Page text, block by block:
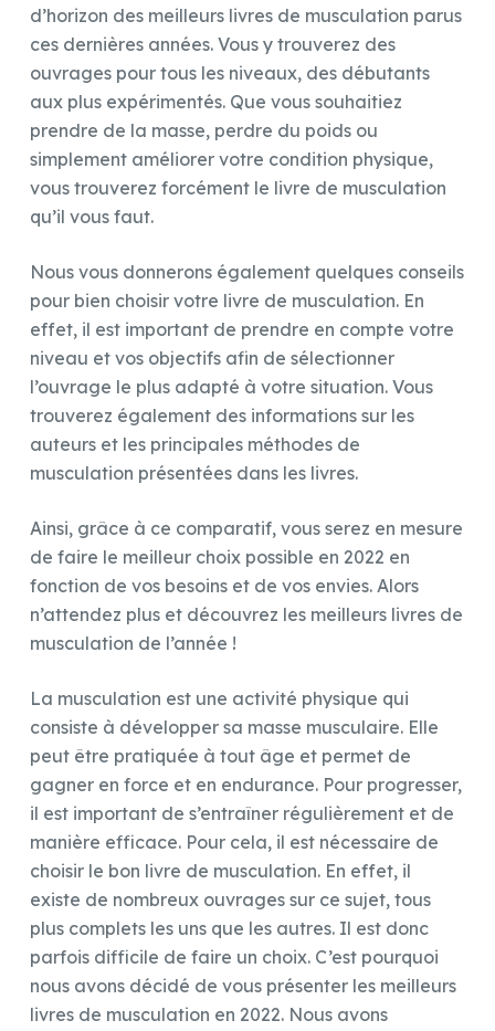
d’horizon des meilleurs livres de musculation parus
ces dernières années. Vous y trouverez des
ouvrages pour tous les niveaux, des débutants
aux plus expérimentés. Que vous souhaitiez
prendre de la masse, perdre du poids ou
simplement améliorer votre condition physique,
vous trouverez forcément le livre de musculation
qu’il vous faut.
Nous vous donnerons également quelques conseils
pour bien choisir votre livre de musculation. En
effet, il est important de prendre en compte votre
niveau et vos objectifs afin de sélectionner
l’ouvrage le plus adapté à votre situation. Vous
trouverez également des informations sur les
auteurs et les principales méthodes de
musculation présentées dans les livres.
Ainsi, grâce à ce comparatif, vous serez en mesure
de faire le meilleur choix possible en 2022 en
fonction de vos besoins et de vos envies. Alors
n’attendez plus et découvrez les meilleurs livres de
musculation de l’année !
La musculation est une activité physique qui
consiste à développer sa masse musculaire. Elle
peut être pratiquée à tout âge et permet de
gagner en force et en endurance. Pour progresser,
il est important de s’entraîner régulièrement et de
manière efficace. Pour cela, il est nécessaire de
choisir le bon livre de musculation. En effet, il
existe de nombreux ouvrages sur ce sujet, tous
plus complets les uns que les autres. Il est donc
parfois difficile de faire un choix. C’est pourquoi
nous avons décidé de vous présenter les meilleurs
livres de musculation en 2022. Nous avons